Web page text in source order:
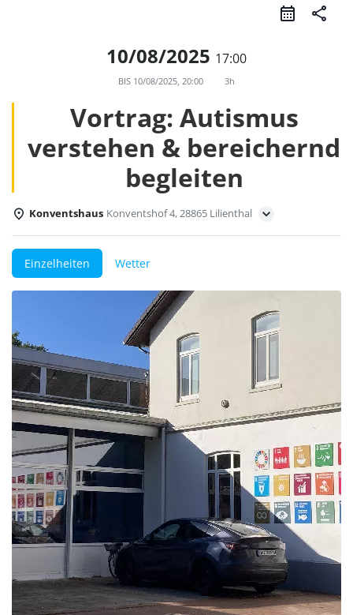
share
10/08/2025 17:00
BIS 10/08/2025, 20:00 3h
Vortrag: Autismus
verstehen & bereichernd
begleiten
Konventshaus Konventshof 4, 28865 Lilienthal
Einzelheiten Wetter